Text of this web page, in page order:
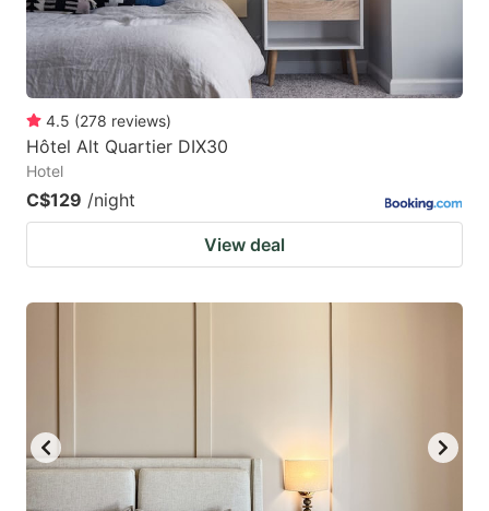
4.5 (278 reviews)
Hôtel Alt Quartier DIX30
Hotel
C$129 /night
View deal